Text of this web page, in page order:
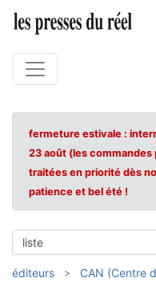
fermeture estivale :
23 août (les
traitées en priorité dès
patience et bel été !
éditeurs CAN (Centre